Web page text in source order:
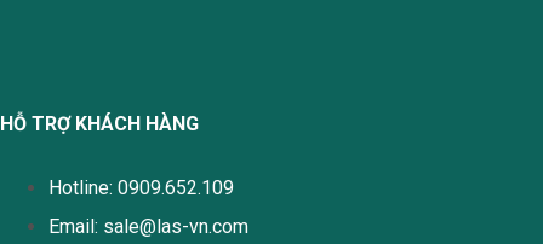
HỖ TRỢ KHÁCH HÀNG
Hotline: 0909.652.109
Email: sale@las-vn.com